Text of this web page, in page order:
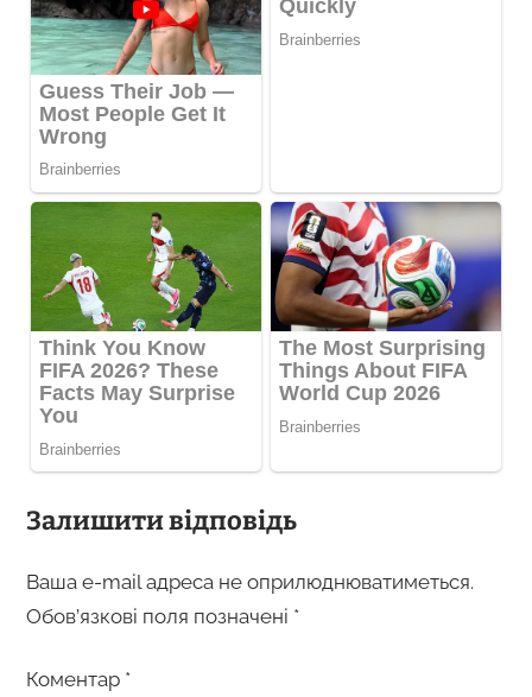
Залишити відповідь
Ваша e-mail адреса не оприлюднюватиметься.
Обов’язкові поля позначені *
Коментар *